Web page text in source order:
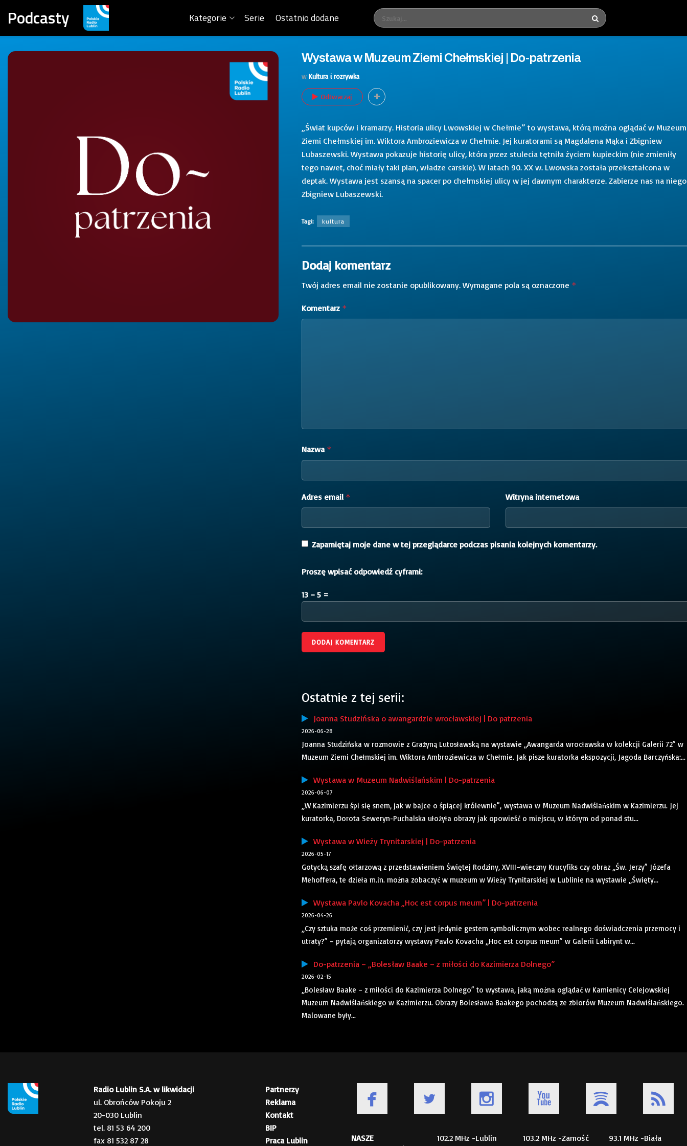
Podcasty Kategorie Serie Ostatnio dodane
Wystawa w Muzeum Ziemi Chełmskiej | Do-patrzenia
w Kultura i rozrywka
Odtwarzaj
„Świat kupców i kramarzy. Historia ulicy Lwowskiej w Chełmie” to wystawa, którą można oglądać w Muzeum
Ziemi Chełmskiej im. Wiktora Ambroziewicza w Chełmie. Jej kuratorami są Magdalena Mąka i Zbigniew
Lubaszewski. Wystawa pokazuje historię ulicy, która przez stulecia tętniła życiem kupieckim (nie zmieniły
tego nawet, choć miały taki plan, władze carskie). W latach 90. XX w. Lwowska została przekształcona w
deptak. Wystawa jest szansą na spacer po chełmskiej ulicy w jej dawnym charakterze. Zabierze nas na niego
Zbigniew Lubaszewski.
Tagi: kultura
Dodaj komentarz
Twój adres email nie zostanie opublikowany. Wymagane pola są oznaczone *
Komentarz *
Nazwa *
Adres email * Witryna internetowa
Zapamiętaj moje dane w tej przeglądarce podczas pisania kolejnych komentarzy.
Proszę wpisać odpowiedź cyframi:
13 − 5 =
Ostatnie z tej serii:
Joanna Studzińska o awangardzie wrocławskiej | Do patrzenia
2026-06-28
Joanna Studzińska w rozmowie z Grażyną Lutosławską na wystawie „Awangarda wrocławska w kolekcji Galerii 72” w
Muzeum Ziemi Chełmskiej im. Wiktora Ambroziewicza w Chełmie. Jak pisze kuratorka ekspozycji, Jagoda Barczyńska:...
Wystawa w Muzeum Nadwiślańskim | Do-patrzenia
2026-06-07
„W Kazimierzu śpi się snem, jak w bajce o śpiącej królewnie”, wystawa w Muzeum Nadwiślańskim w Kazimierzu. Jej
kuratorka, Dorota Seweryn-Puchalska ułożyła obrazy jak opowieść o miejscu, w którym od ponad stu...
Wystawa w Wieży Trynitarskiej | Do-patrzenia
2026-05-17
Gotycką szafę ołtarzową z przedstawieniem Świętej Rodziny, XVIII–wieczny Krucyfiks czy obraz „Św. Jerzy” Józefa
Mehoffera, te dzieła m.in. można zobaczyć w muzeum w Wieży Trynitarskiej w Lublinie na wystawie „Święty...
Wystawa Pavlo Kovacha „Hoc est corpus meum” | Do-patrzenia
2026-04-26
„Czy sztuka może coś przemienić, czy jest jedynie gestem symbolicznym wobec realnego doświadczenia przemocy i
utraty?” – pytają organizatorzy wystawy Pavlo Kovacha „Hoc est corpus meum” w Galerii Labirynt w...
Do-patrzenia – „Bolesław Baake – z miłości do Kazimierza Dolnego”
2026-02-15
„Bolesław Baake – z miłości do Kazimierza Dolnego” to wystawa, jaką można oglądać w Kamienicy Celejowskiej
Muzeum Nadwiślańskiego w Kazimierzu. Obrazy Bolesława Baakego pochodzą ze zbiorów Muzeum Nadwiślańskiego.
Malowane były...
Radio Lublin S.A. w likwidacji
ul. Obrońców Pokoju 2
20-030 Lublin
tel. 81 53 64 200
fax 81 532 87 28
Partnerzy
Reklama
Kontakt
BIP
Praca Lublin
NASZE
102.2 MHz -Lublin
103.2 MHz -Zamość
93.1 MHz -Biała